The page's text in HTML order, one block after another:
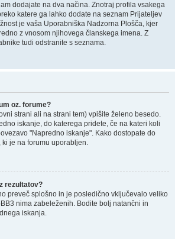
dodajate na dva načina. Znotraj profila vsakega
katere ga lahko dodate na seznam Prijateljev
je vaša Uporabniška Nadzorna Plošča, kjer
z vnosom njihovega članskega imena. Z
tudi odstranite s seznama.
oz. forume?
strani ali na strani tem) vpišite želeno besedo.
iskanje, do katerega pridete, če na kateri koli
"Napredno iskanje". Kako dostopate do
je na forumu uporabljen.
rezultatov?
preveč splošno in je posledično vključevalo veliko
nima zabeleženih. Bodite bolj natančni in
iskanja.